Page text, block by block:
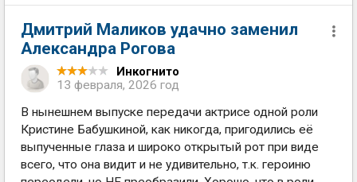
Дмитрий Маликов удачно заменил
Александра Рогова
Инкогнито
13 февраля, 2026 год
В нынешнем выпуске передачи актрисе одной роли
Кристине Бабушкиной, как никогда, пригодились её
выпученные глаза и широко открытый рот при виде
всего, что она видит и не удивительно, т.к. героиню